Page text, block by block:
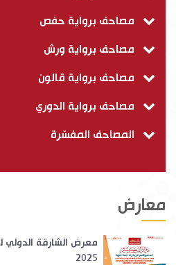
مصاحف برواية حفص
مصاحف برواية ورش
مصاحف برواية قالون
مصاحف برواية الدوري
المصاحف المفسّرة
معارض
2025